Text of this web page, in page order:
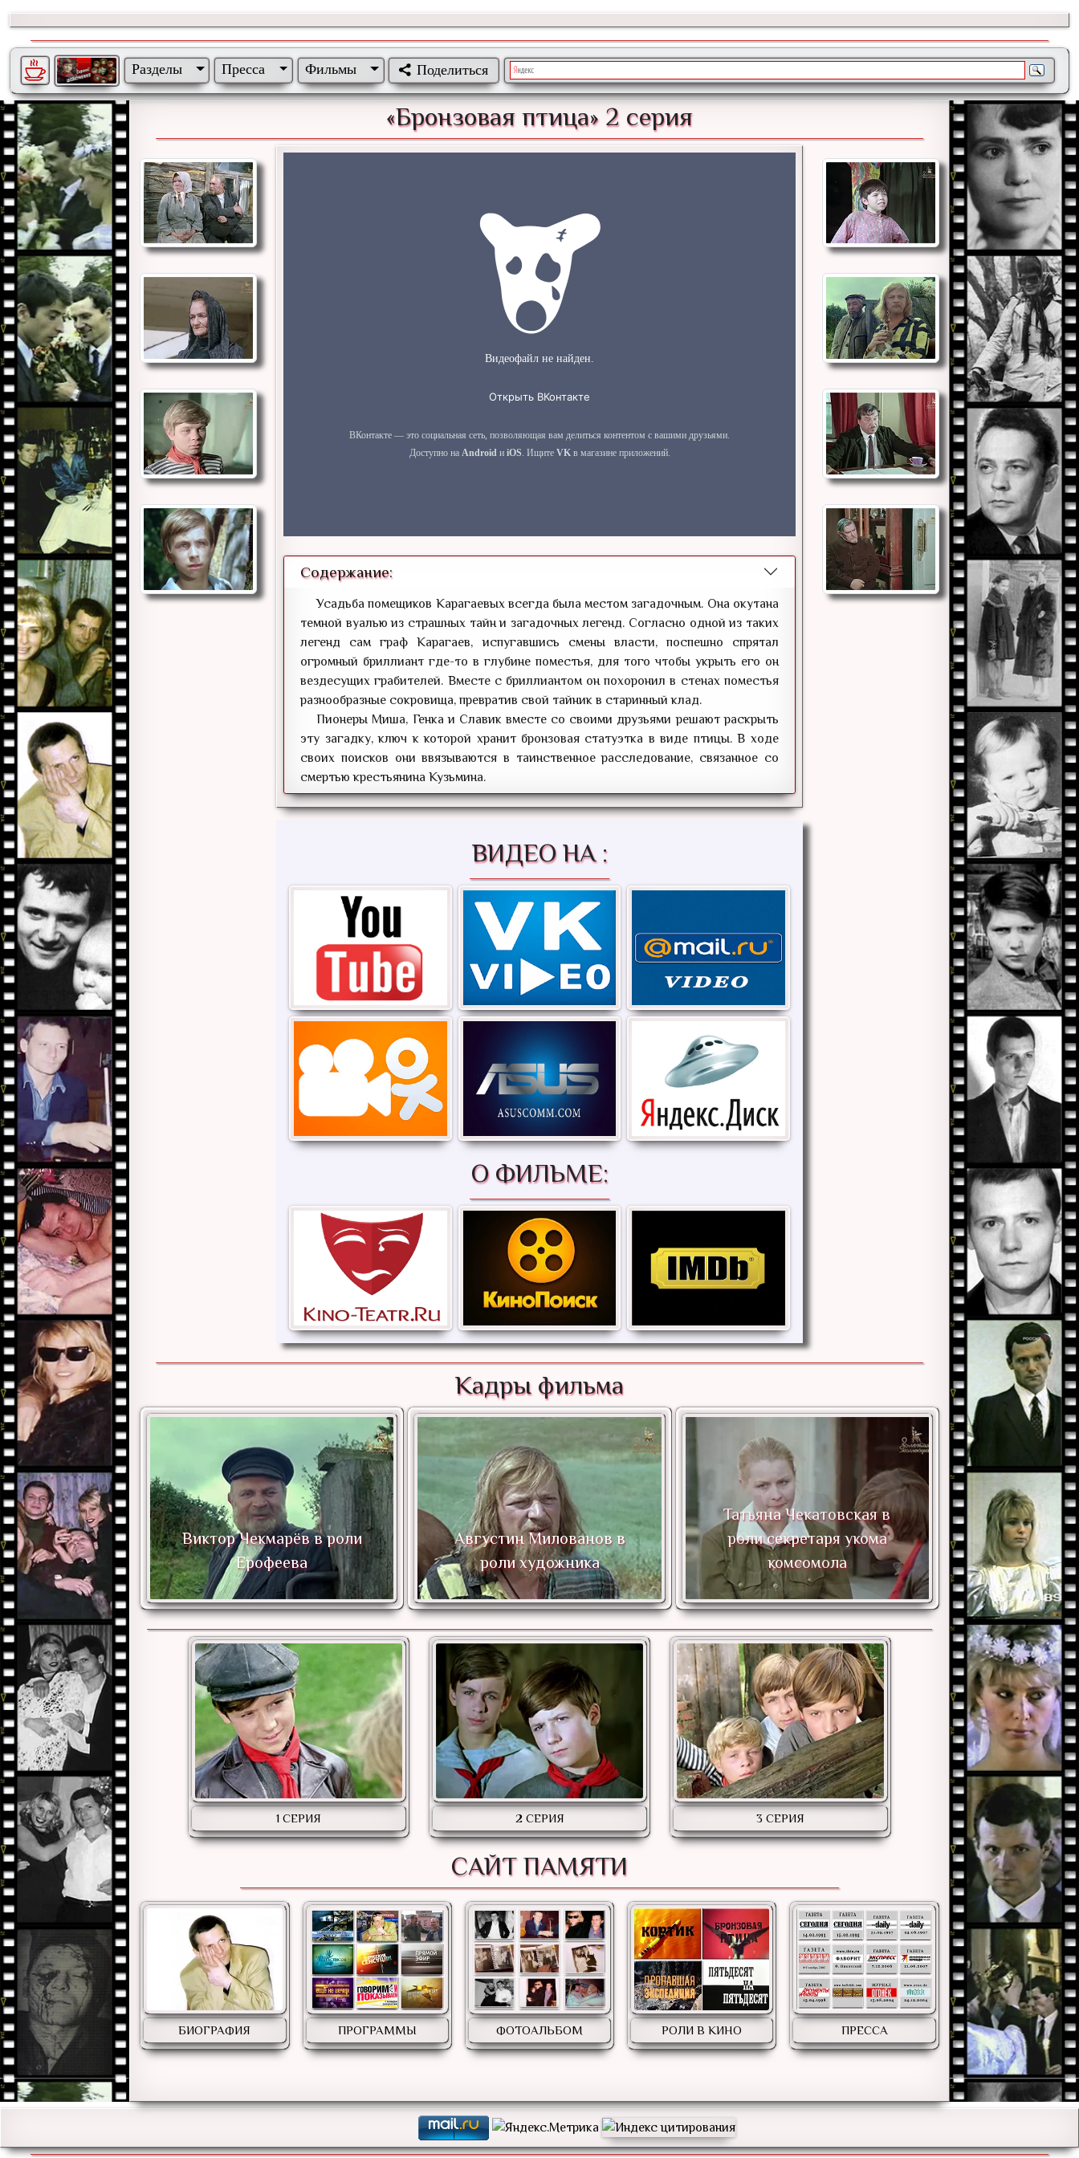
Разделы Пресса Фильмы Поделиться
«Бронзовая птица» 2 серия
Содержание:
Усадьба помещиков Карагаевых всегда была местом загадочным. Она окутана
темной вуалью из страшных тайн и загадочных легенд. Согласно одной из таких
легенд сам граф Карагаев, испугавшись смены власти, поспешно спрятал
огромный бриллиант где-то в глубине поместья, для того чтобы укрыть его он
вездесущих грабителей. Вместе с бриллиантом он похоронил в стенах поместья
разнообразные сокровища, превратив свой тайник в старинный клад.
Пионеры Миша, Генка и Славик вместе со своими друзьями решают раскрыть
эту загадку, ключ к которой хранит бронзовая статуэтка в виде птицы. В ходе
своих поисков они ввязываются в таинственное расследование, связанное со
смертью крестьянина Кузьмина.
ВИДЕО НА :
О ФИЛЬМЕ:
Кадры фильма
Кадр из фильма
«Бронзовая птица»
Августин Милованов в
роли художника
Татьяна Чекатовская в
роли секретаря укома
комсомола
1 СЕРИЯ 2 СЕРИЯ 3 СЕРИЯ
САЙТ ПАМЯТИ
БИОГРАФИЯ ПРОГРАММЫ ФОТОАЛЬБОМ РОЛИ В КИНО ПРЕССА